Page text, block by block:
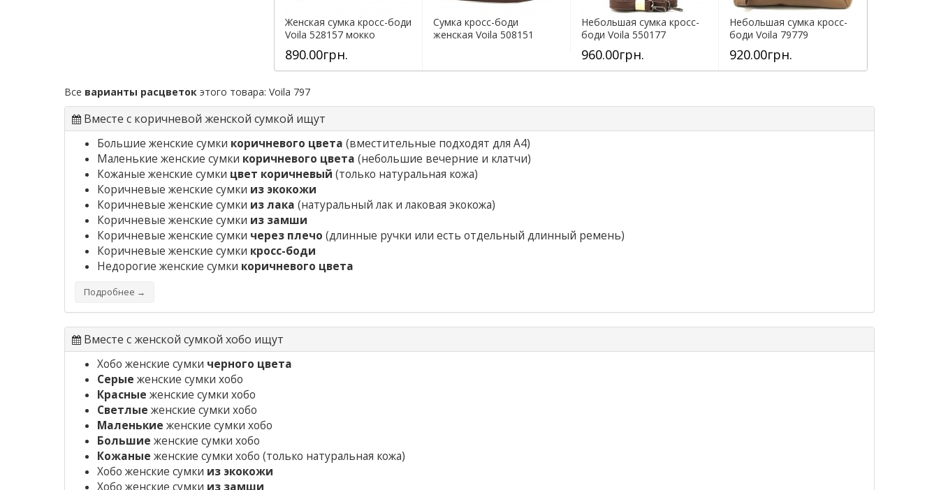
Женская сумка кросс-боди
Voila 528157 мокко
890.00грн.
Сумка кросс-боди
женская Voila 508151
Небольшая сумка кросс-
боди Voila 550177
коричневая
960.00грн.
Небольшая сумка кросс-
боди Voila 79779
коричневая
920.00грн.
Все варианты расцветок этого товара: Voila 797
Вместе с коричневой женской сумкой ищут
Большие женские сумки коричневого цвета (вместительные подходят для А4)
Маленькие женские сумки коричневого цвета (небольшие вечерние и клатчи)
Кожаные женские сумки цвет коричневый (только натуральная кожа)
Коричневые женские сумки из экокожи
Коричневые женские сумки из лака (натуральный лак и лаковая экокожа)
Коричневые женские сумки из замши
Коричневые женские сумки через плечо (длинные ручки или есть отдельный длинный ремень)
Коричневые женские сумки кросс-боди
Недорогие женские сумки коричневого цвета
Подробнее →
Вместе с женской сумкой хобо ищут
Хобо женские сумки черного цвета
Серые женские сумки хобо
Красные женские сумки хобо
Светлые женские сумки хобо
Маленькие женские сумки хобо
Большие женские сумки хобо
Кожаные женские сумки хобо (только натуральная кожа)
Хобо женские сумки из экокожи
Хобо женские сумки из замши